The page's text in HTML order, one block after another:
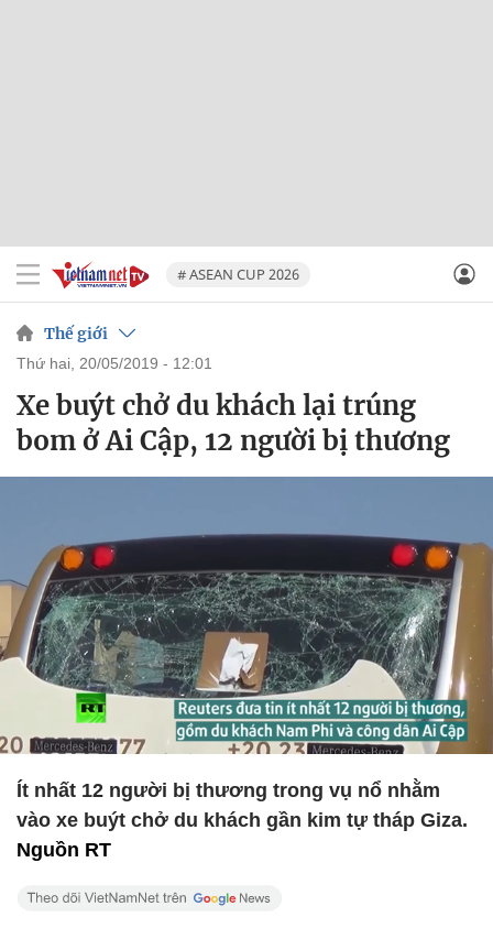
# ASEAN CUP 2026
Thế giới
thứ hai, 20/05/2019 - 12:01
Xe buýt chở du khách lại trúng
bom ở Ai Cập, 12 người bị thương
Ít nhất 12 người bị thương trong vụ nổ nhằm
vào xe buýt chở du khách gần kim tự tháp Giza.
Nguồn RT